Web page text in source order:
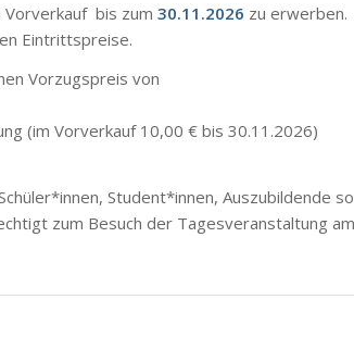
bis zum 30.11.2026 zu erwerben.
Eintrittspreise.
Vorzugspreis von
(im Vorverkauf 10,00 € bis 30.11.2026)
Student*innen, Auszubildende
zum Besuch der Tagesveranstaltung